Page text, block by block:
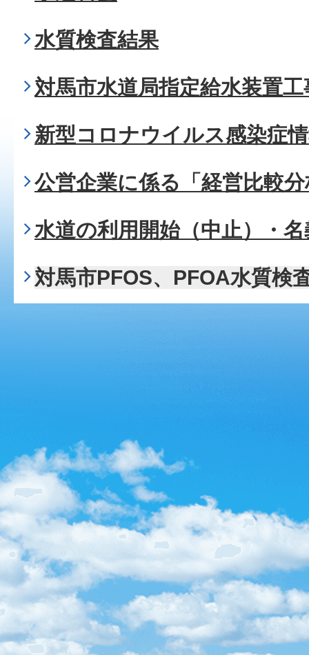
水質検査結果
対馬市水道局指定給水装置
新型コロナウイルス感染症
公営企業に係る「経営比較
水道の利用開始（中止）・
対馬市PFOS、PFOA水質検